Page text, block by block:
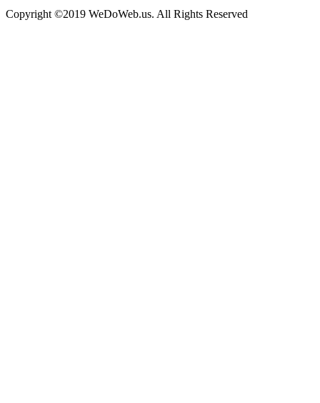
Copyright ©2019 WeDoWeb.us. All Rights Reserved